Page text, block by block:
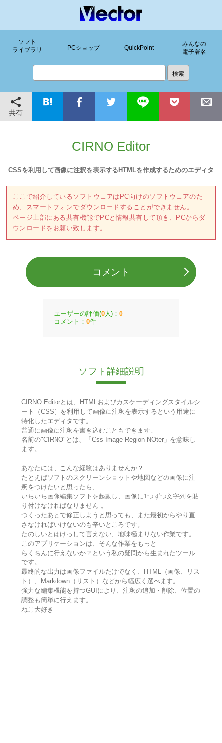
ソフト
ライブラリ
PCショップ QuickPoint
みんなの
電子署名
共有
CIRNO Editor
CSSを利用して画像に注釈を表示するHTMLを作成するためのエディタ
ここで紹介しているソフトウェアはPC向けのソフトウェアのた
め、スマートフォンでダウンロードすることができません。
ページ上部にある共有機能でPCと情報共有して頂き、PCからダ
ウンロードをお願い致します。
コメント
ユーザーの評価(0 人)： 0
コメント： 0件
ソフト詳細説明
CIRNO Editorとは、HTMLおよびカスケーディングスタイルシ
ート（CSS）を利用して画像に注釈を表示するという用途に
特化したエディタです。
普通に画像に注釈を書き込むこともできます。
名前の"CIRNO"とは、「Css Image Region NOter」を意味し
ます。
あなたには、こんな経験はありませんか？
たとえばソフトのスクリーンショットや地図などの画像に注
釈をつけたいと思ったら、
いちいち画像編集ソフトを起動し、画像に1つずつ文字列を貼
り付けなければなりません 。
つくったあとで修正しようと思っても、また最初からやり直
さなければいけないのも辛いところです。
たのしいとはけっして言えない、地味極まりない作業です。
このアプリケーションは、そんな作業をもっと
らくちんに行えないか？という私の疑問から生まれたツール
です。
最終的な出力は画像ファイルだけでなく、HTML（画像、リス
ト）、Markdown（リスト）などから幅広く選べます。
強力な編集機能を持つGUIにより、注釈の追加・削除、位置の
調整も簡単に行えます。
ねこ大好き